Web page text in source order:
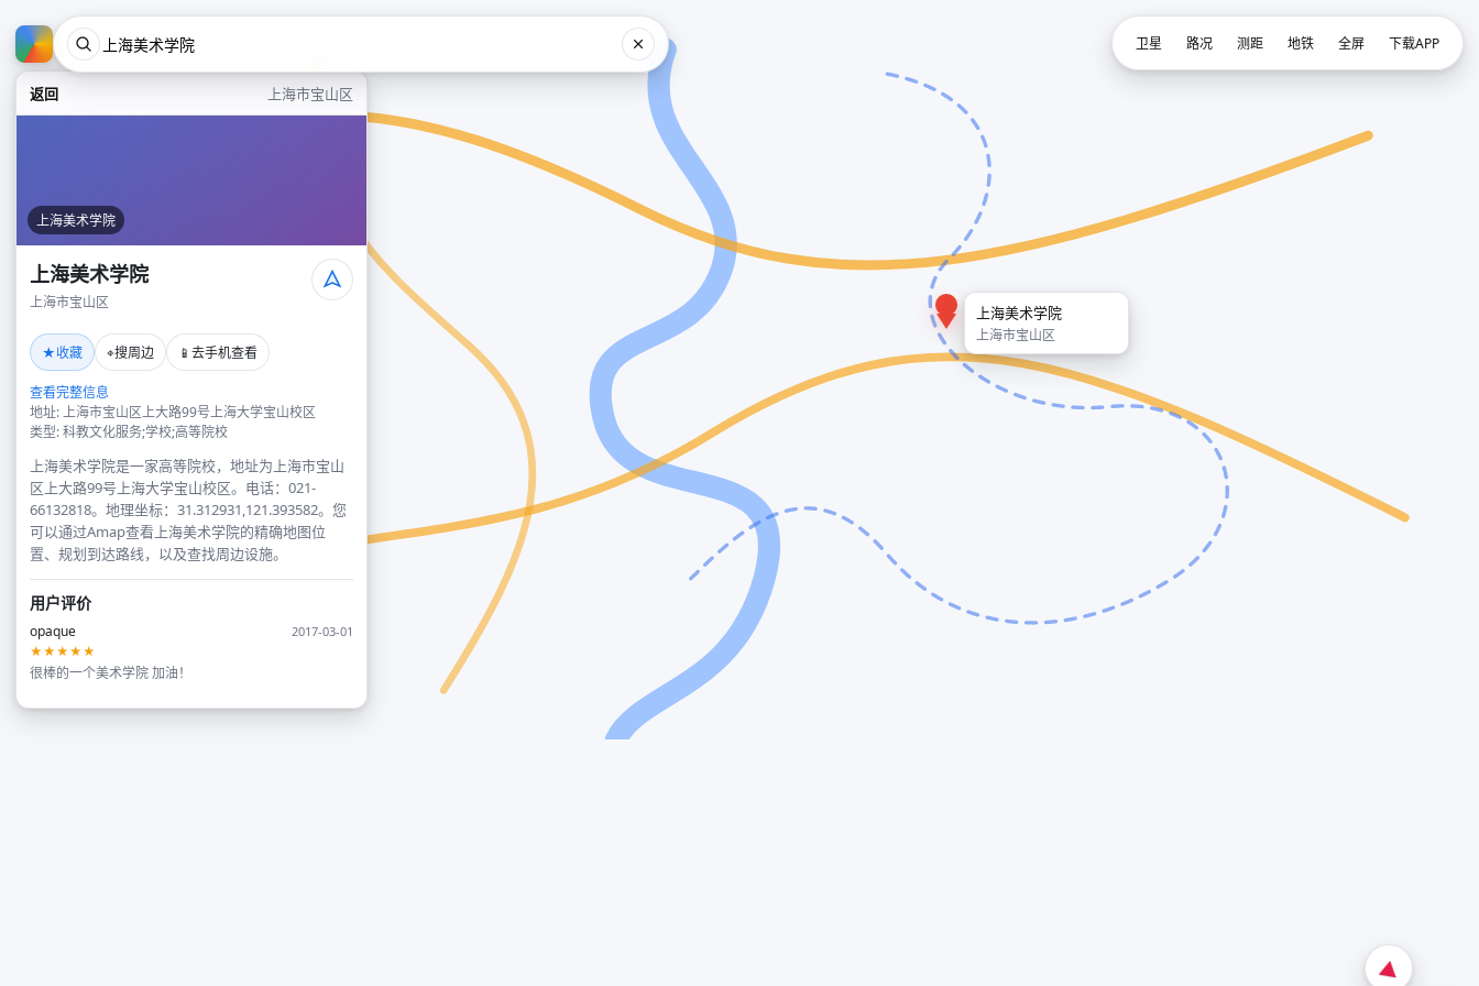
返回 上海市宝山区
上海美术学院
上海美术学院
上海市宝山区
★收藏 ⌖搜周边 📱 去手机查看
查看完整信息
地址: 上海市宝山区上大路99号上海大学宝山校区
类型: 科教文化服务;学校;高等院校
上海美术学院是一家高等院校，地址为上海市宝山
区上大路99号上海大学宝山校区。电话：021-
66132818。地理坐标：31.312931,121.393582。您
可以通过Amap查看上海美术学院的精确地图位
置、规划到达路线，以及查找周边设施。
用户评价
opaque
2017-03-01
★★★★★
很棒的一个美术学院 加油！
上海美术学院
上海市宝山区
卫星 路况 测距 地铁 全屏 下载APP